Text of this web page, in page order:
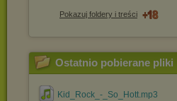
Pokazuj foldery i treści
Ostatnio pobierane pliki
Kid_Rock_-_So_Hott.mp3